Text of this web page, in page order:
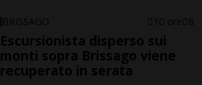
BRISSAGO 10 ore 8
Escursionista disperso sui
monti sopra Brissago viene
recuperato in serata